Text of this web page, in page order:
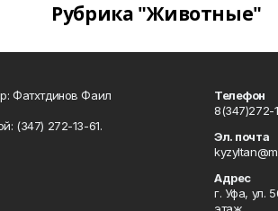
Рубрика "Животные"
Фатхтдинов Фаил
(347) 272-13-61.
Телефон
8(347)272-
Эл. почта
Адрес
г. Уфа, ул.